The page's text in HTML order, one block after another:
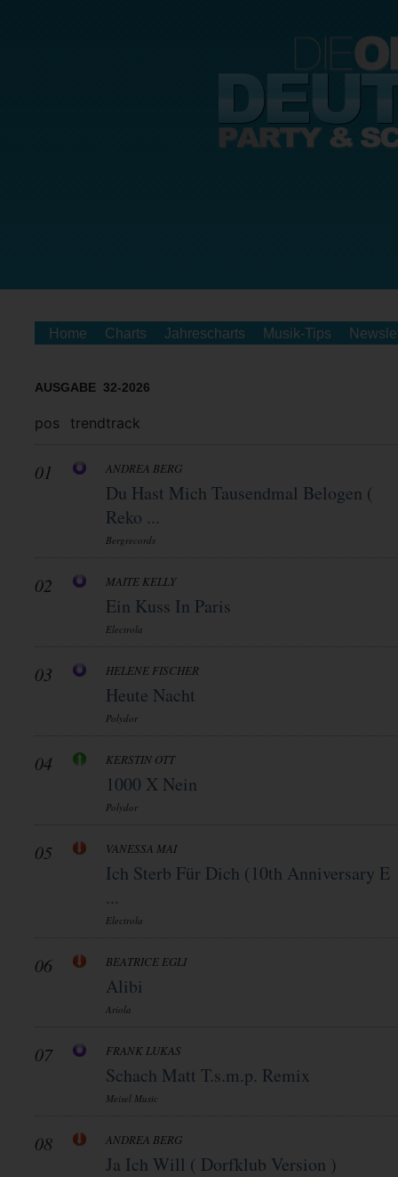
Home Charts Jahrescharts Musik-Tips
AUSGABE 32-2026
pos trendtrack
01 ANDREA BERG
Du Hast Mich Tausendmal Belogen (
Reko ...
Bergrecords
02 MAITE KELLY
Ein Kuss In Paris
Electrola
03 HELENE FISCHER
Heute Nacht
Polydor
04 KERSTIN OTT
1000 X Nein
Polydor
05 VANESSA MAI
Ich Sterb Für Dich (10th Anniversary E
...
Electrola
06 BEATRICE EGLI
Alibi
Ariola
07 FRANK LUKAS
Schach Matt T.s.m.p. Remix
Meisel Music
08 ANDREA BERG
Ja Ich Will ( Dorfklub Version )